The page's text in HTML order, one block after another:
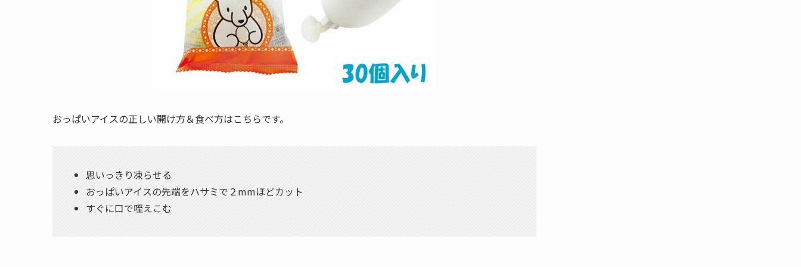
おっぱいアイスの正しい開け方＆食べ方はこちらです。
思いっきり凍らせる
おっぱいアイスの先端をハサミで２mmほどカット
すぐに口で咥えこむ